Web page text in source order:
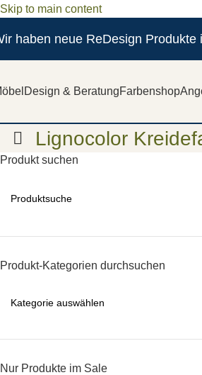
Skip to main content
haben neue ReDesign Produkte
Design & BeratungFarbenshop
Lignocolor
Produkt suchen
Produkt-Kategorien durchsuchen
Nur Produkte im Sale